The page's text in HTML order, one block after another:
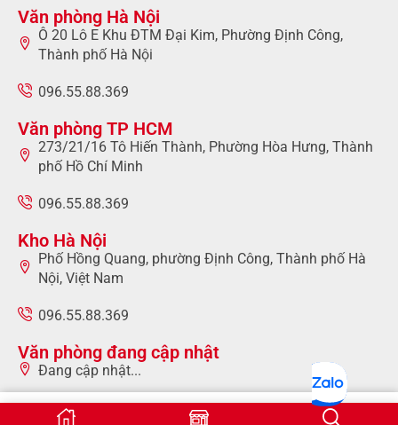
Văn phòng Hà Nội
Ô 20 Lô E Khu ĐTM Đại Kim, Phường Định Công,
Thành phố Hà Nội
096.55.88.369
Văn phòng TP HCM
273/21/16 Tô Hiến Thành, Phường Hòa Hưng, Thành
phố Hồ Chí Minh
096.55.88.369
Kho Hà Nội
Phố Hồng Quang, phường Định Công, Thành phố Hà
Nội, Việt Nam
096.55.88.369
Văn phòng đang cập nhật
Đang cập nhật...
096.55.88.369